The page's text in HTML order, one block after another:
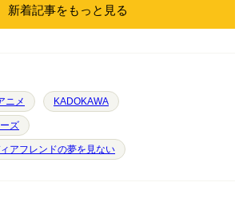
新着記事をもっと見る
ニメ KADOKAWA
ズ
アフレンドの夢を見ない